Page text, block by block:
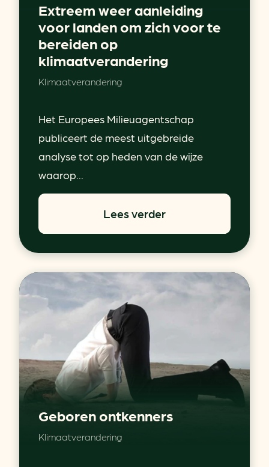
Extreem weer aanleiding
voor landen om zich voor te
bereiden op
klimaatverandering
Klimaatverandering
Het Europees Milieuagentschap
publiceert de meest uitgebreide
analyse tot op heden van de wijze
waarop...
Lees verder
Geboren ontkenners
Klimaatverandering